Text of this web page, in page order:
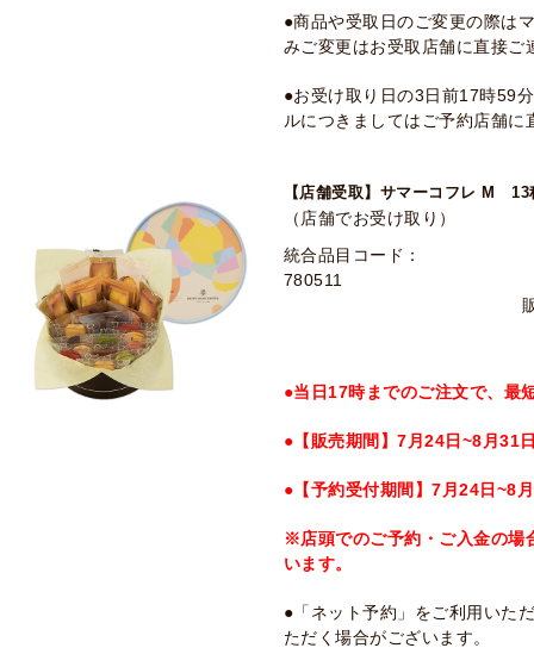
●商品や受取日のご変更の際は
みご変更はお受取店舗に直接ご
●お受け取り日の3日前17時59
ルにつきましてはご予約店舗に
【店舗受取】サマーコフレ M 13
（店舗でお受け取り）
統合品目コード：
780511
●当日17時までのご注文で、最
●【販売期間】7月24日~8月31
●【予約受付期間】7月24日~8
※店頭でのご予約・ご入金の場
います。
●「ネット予約」をご利用いた
ただく場合がございます。